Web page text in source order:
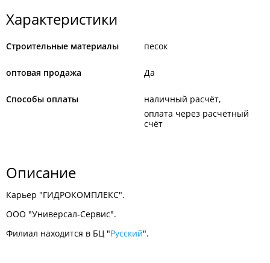
Характеристики
Строительные материалы песок
оптовая продажа Да
Способы оплаты
наличный расчёт
оплата через расчётный
счёт
Описание
Карьер "ГИДРОКОМПЛЕКС".
ООО "Универсал-Сервис".
Филиал находится в БЦ "Русский".